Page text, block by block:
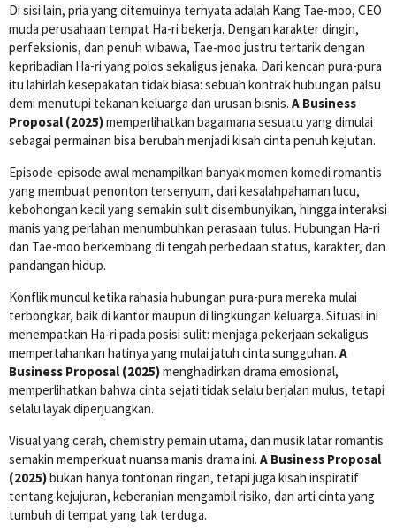
Di sisi lain, pria yang ditemuinya ternyata adalah Kang Tae-moo, CEO
muda perusahaan tempat Ha-ri bekerja. Dengan karakter dingin,
perfeksionis, dan penuh wibawa, Tae-moo justru tertarik dengan
kepribadian Ha-ri yang polos sekaligus jenaka. Dari kencan pura-pura
itu lahirlah kesepakatan tidak biasa: sebuah kontrak hubungan palsu
demi menutupi tekanan keluarga dan urusan bisnis. A Business
Proposal (2025)memperlihatkan bagaimana sesuatu yang dimulai
sebagai permainan bisa berubah menjadi kisah cinta penuh kejutan.
Episode-episode awal menampilkan banyak momen komedi romantis
yang membuat penonton tersenyum, dari kesalahpahaman lucu,
kebohongan kecil yang semakin sulit disembunyikan, hingga interaksi
manis yang perlahan menumbuhkan perasaan tulus. Hubungan Ha-ri
dan Tae-moo berkembang di tengah perbedaan status, karakter, dan
pandangan hidup.
Konflik muncul ketika rahasia hubungan pura-pura mereka mulai
terbongkar, baik di kantor maupun di lingkungan keluarga. Situasi ini
menempatkan Ha-ri pada posisi sulit: menjaga pekerjaan sekaligus
mempertahankan hatinya yang mulai jatuh cinta sungguhan. A
Business Proposal (2025)menghadirkan drama emosional,
memperlihatkan bahwa cinta sejati tidak selalu berjalan mulus, tetapi
selalu layak diperjuangkan.
Visual yang cerah, chemistry pemain utama, dan musik latar romantis
semakin memperkuat nuansa manis drama ini. A Business Proposal
(2025)bukan hanya tontonan ringan, tetapi juga kisah inspiratif
tentang kejujuran, keberanian mengambil risiko, dan arti cinta yang
tumbuh di tempat yang tak terduga.